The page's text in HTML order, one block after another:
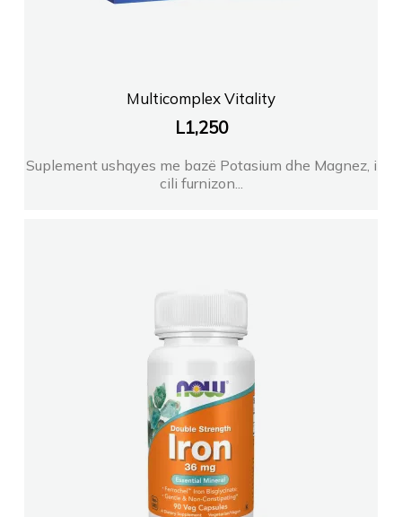
FARMACI KONI A PEDIATRIA
Farmaci ILUMINA PHARMA porcelan
Farmaci MANGALEM PHARMA
FARMACI HAZBIE KARALLI
Multicomplex Vitality
L1,250
Suplement ushqyes me bazë Potasium dhe Magnez, i
cili furnizon...